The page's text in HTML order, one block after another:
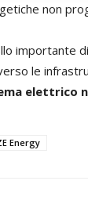
non
importante
le
elettrico
Energy